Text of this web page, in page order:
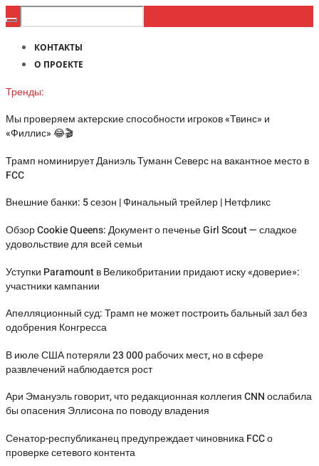
КОНТАКТЫ
О ПРОЕКТЕ
Тренды:
Мы проверяем актерские способности игроков «Твинс» и
«Филлис» 😂🎬
Трамп номинирует Даниэль Туманн Северс на вакантное место в
FCC
Внешние банки: 5 сезон | Финальный трейлер | Нетфликс
Обзор Cookie Queens: Документ о печенье Girl Scout — сладкое
удовольствие для всей семьи
Уступки Paramount в Великобритании придают иску «доверие»:
участники кампании
Апелляционный суд: Трамп не может построить бальный зал без
одобрения Конгресса
В июле США потеряли 23 000 рабочих мест, но в сфере
развлечений наблюдается рост
Ари Эмануэль говорит, что редакционная коллегия CNN ослабила
бы опасения Эллисона по поводу владения
Сенатор-республиканец предупреждает чиновника FCC о
проверке сетевого контента